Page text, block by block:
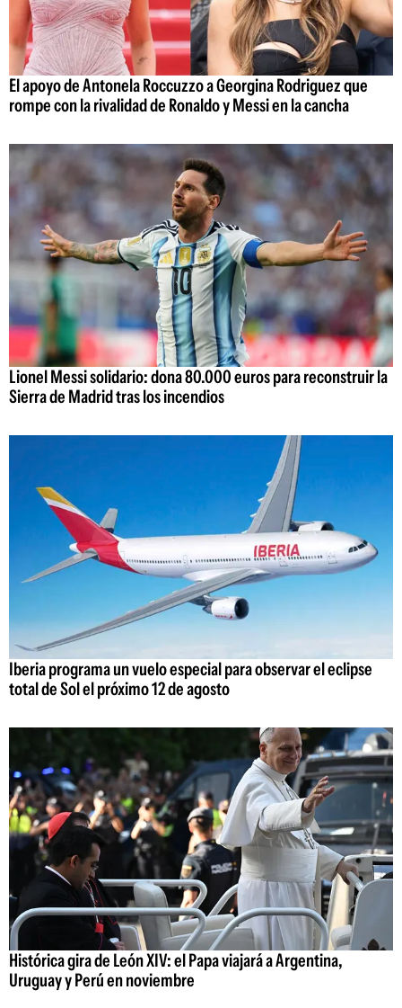
El apoyo de Antonela Roccuzzo a Georgina Rodriguez que
rompe con la rivalidad de Ronaldo y Messi en la cancha
Lionel Messi solidario: dona 80.000 euros para reconstruir la
Sierra de Madrid tras los incendios
Iberia programa un vuelo especial para observar el eclipse
total de Sol el próximo 12 de agosto
Histórica gira de León XIV: el Papa viajará a Argentina,
Uruguay y Perú en noviembre